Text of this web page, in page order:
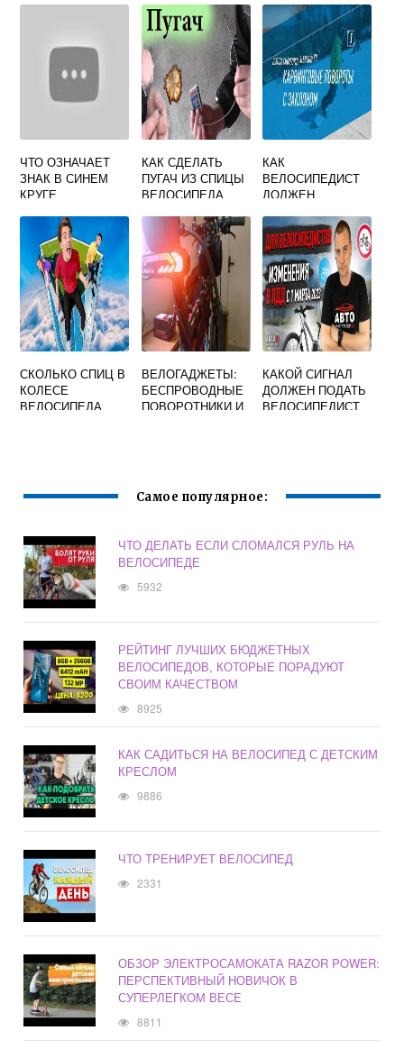
ВЕЛОСИПЕДА
КОЛЕСА
ВЕЛОСИПЕДА
ЧТО ОЗНАЧАЕТ
ЗНАК В СИНЕМ
КРУГЕ
КАК СДЕЛАТЬ
ПУГАЧ ИЗ СПИЦЫ
ВЕЛОСИПЕДА
КАК
ВЕЛОСИПЕДИСТ
ДОЛЖЕН
ТЬ ПРИ
ПОВОРОТЕ
НАПРАВО
СКОЛЬКО СПИЦ В
КОЛЕСЕ
ВЕЛОСИПЕДА
ВЕЛОГАДЖЕТЫ:
БЕСПРОВОДНЫЕ
ПОВОРОТНИКИ И
КАКОЙ СИГНАЛ
ДОЛЖЕН ПОДАТЬ
ВЕЛОСИПЕДИСТ
Самое популярное:
ЧТО ДЕЛАТЬ ЕСЛИ СЛОМАЛСЯ РУЛЬ НА
ВЕЛОСИПЕДЕ
5932
РЕЙТИНГ ЛУЧШИХ БЮДЖЕТНЫХ
ВЕЛОСИПЕДОВ, КОТОРЫЕ ПОРАДУЮТ
СВОИМ КАЧЕСТВОМ
8925
КАК САДИТЬСЯ НА ВЕЛОСИПЕД С ДЕТСКИМ
КРЕСЛОМ
9886
ЧТО ТРЕНИРУЕТ ВЕЛОСИПЕД
2331
ОБЗОР ЭЛЕКТРОСАМОКАТА RAZOR POWER:
ПЕРСПЕКТИВНЫЙ НОВИЧОК В
СУПЕРЛЕГКОМ ВЕСЕ
8811